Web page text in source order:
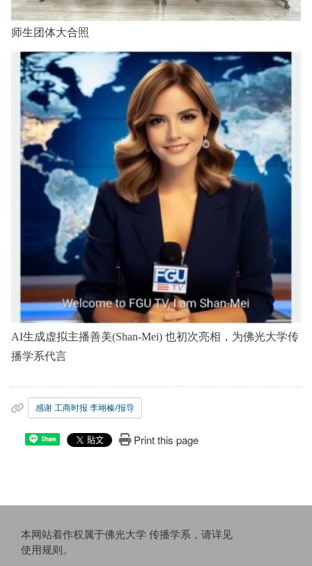
师生团体大合照
AI生成虚拟主播善美(Shan-Mei) 也初次亮相，为佛光大学传
播学系代言
感谢 工商时报 李翊榛/报导
Share Print this page
本网站着作权属于佛光大学 传播学系，请详见
使用规则。